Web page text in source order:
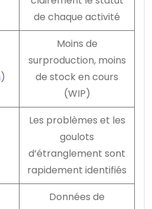
de chaque activité
)
Moins de
surproduction, moins
de stock en cours
(WIP)
Les problèmes et les
goulots
d’étranglement sont
rapidement identifiés
Données de